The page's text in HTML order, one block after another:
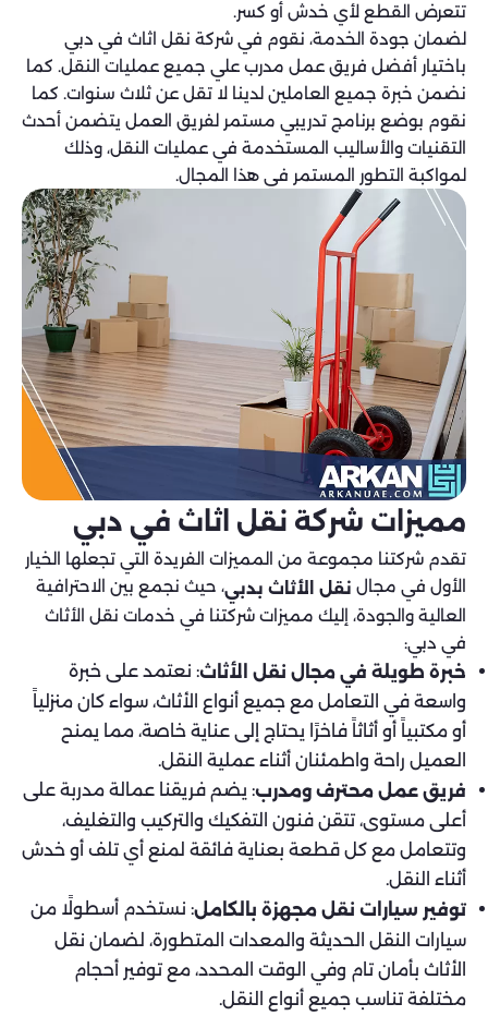
تتعرض القطع لأي خدش أو كسر.
لضمان جودة الخدمة، نقوم في شركة نقل اثاث في دبي
باختيار أفضل فريق عمل مدرب علي جميع عمليات النقل. كما
نضمن خبرة جميع العاملين لدينا لا تقل عن ثلاث سنوات. كما
نقوم بوضع برنامج تدريبي مستمر لفريق العمل يتضمن أحدث
التقنيات والأساليب المستخدمة في عمليات النقل، وذلك
لمواكبة التطور المستمر في هذا المجال.
مميزات شركة نقل اثاث في دبي
تقدم شركتنا مجموعة من المميزات الفريدة التي تجعلها الخيار
الأول في مجال نقل الأثاث بدبي، حيث نجمع بين الاحترافية
العالية والجودة، إليك مميزات شركتنا في خدمات نقل الأثاث
في دبي:
خبرة طويلة في مجال نقل الأثاث: نعتمد على خبرة
واسعة في التعامل مع جميع أنواع الأثاث، سواء كان منزلياً
أو مكتبياً أو أثاثاً فاخرًا يحتاج إلى عناية خاصة، مما يمنح
العميل راحة واطمئنان أثناء عملية النقل.
فريق عمل محترف ومدرب: يضم فريقنا عمالة مدربة على
أعلى مستوى، تتقن فنون التفكيك والتركيب والتغليف،
وتتعامل مع كل قطعة بعناية فائقة لمنع أي تلف أو خدش
أثناء النقل.
توفير سيارات نقل مجهزة بالكامل: نستخدم أسطولًا من
سيارات النقل الحديثة والمعدات المتطورة، لضمان نقل
الأثاث بأمان تام وفي الوقت المحدد، مع توفير أحجام
مختلفة تناسب جميع أنواع النقل.